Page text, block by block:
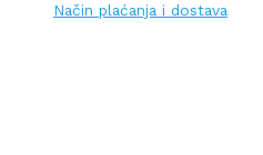
Način plaćanja i dostava